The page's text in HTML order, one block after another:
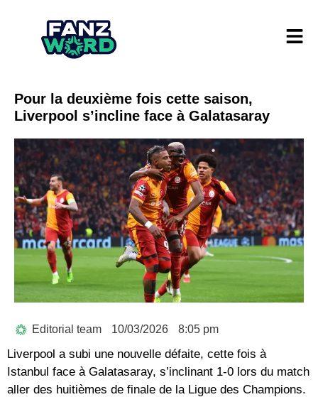
Pour la deuxième fois cette saison,
Liverpool s’incline face à Galatasaray
Editorial team 10/03/2026 8:05 pm
Liverpool a subi une nouvelle défaite, cette fois à
Istanbul face à Galatasaray, s’inclinant 1-0 lors du match
aller des huitièmes de finale de la Ligue des Champions.